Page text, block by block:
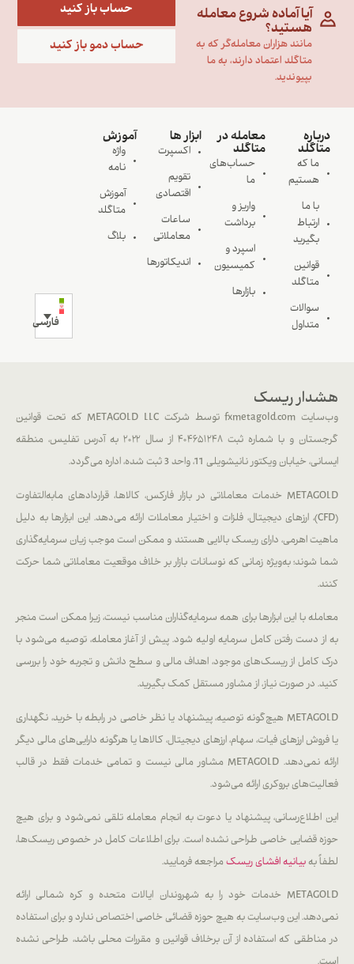
آیا آماده شروع معامله
هستید؟
مانند هزاران معامله‌گر که به
متاگلد اعتماد دارند، به ما
بپیوندید.
حساب باز کنید
حساب دمو باز کنید
درباره
متاگلد
ما که
هستیم
با ما
ارتباط
بگیرید
قوانین
متاگلد
سوالات
متداول
معامله در
متاگلد
حساب‌های
ما
واریز و
برداشت
اسپرد و
کمیسیون
بازارها
ابزار ها
اکسپرت
تقویم
اقتصادی
ساعات
معاملاتی
اندیکاتورها
آموزش
واژه
نامه
آموزش
متاگلد
بلاگ
فارسی
هشدار ریسک
وب‌سایت fxmetagold.com توسط شرکت METAGOLD LLC که تحت قوانین
گرجستان و با شماره ثبت ۴۰۴۶۵۱۲۴۸ از سال ۲۰۲۲ به آدرس تفلیس، منطقه
ایسانی، خیابان ویکتور نانیشویلی 11، واحد 3 ثبت شده، اداره می‌گردد.
METAGOLD خدمات معاملاتی در بازار فارکس، کالاها، قراردادهای مابه‌التفاوت
(CFD)، ارزهای دیجیتال، فلزات و اختیار معاملات ارائه می‌دهد. این ابزارها به دلیل
ماهیت اهرمی، دارای ریسک بالایی هستند و ممکن است موجب زیان سرمایه‌گذاری
شما شوند؛ به‌ویژه زمانی که نوسانات بازار بر خلاف موقعیت معاملاتی شما حرکت
کنند.
معامله با این ابزارها برای همه سرمایه‌گذاران مناسب نیست، زیرا ممکن است منجر
به از دست رفتن کامل سرمایه اولیه شود. پیش از آغاز معامله، توصیه می‌شود با
درک کامل از ریسک‌های موجود، اهداف مالی و سطح دانش و تجربه خود را بررسی
کنید. در صورت نیاز، از مشاور مستقل کمک بگیرید.
METAGOLD هیچ‌گونه توصیه، پیشنهاد یا نظر خاصی در رابطه با خرید، نگهداری
یا فروش ارزهای فیات، سهام، ارزهای دیجیتال، کالاها یا هرگونه دارایی‌های مالی دیگر
ارائه نمی‌دهد. METAGOLD مشاور مالی نیست و تمامی خدمات فقط در قالب
فعالیت‌های بروکری ارائه می‌شود.
این اطلاع‌رسانی، پیشنهاد یا دعوت به انجام معامله تلقی نمی‌شود و برای هیچ
حوزه قضایی خاصی طراحی نشده است. برای اطلاعات کامل در خصوص ریسک‌ها،
لطفاً بهبیانیه افشای ریسک مراجعه فرمایید.
METAGOLD خدمات خود را به شهروندان ایالات متحده و کره شمالی ارائه
نمی‌دهد. این وب‌سایت به هیچ حوزه قضائی خاصی اختصاص ندارد و برای استفاده
در مناطقی که استفاده از آن برخلاف قوانین و مقررات محلی باشد، طراحی نشده